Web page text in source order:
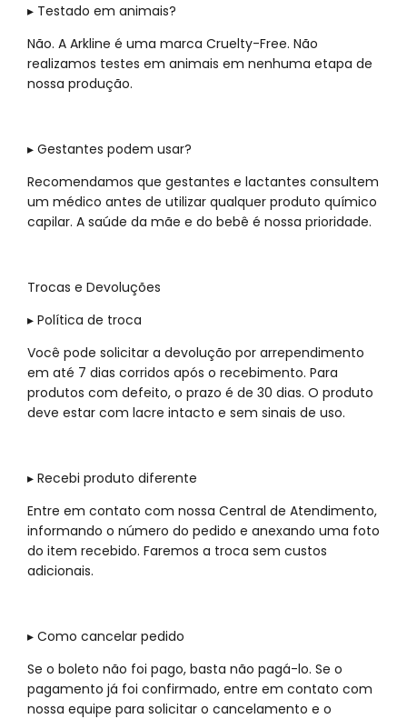
▸ Testado em animais?
Não. A Arkline é uma marca Cruelty-Free. Não
realizamos testes em animais em nenhuma etapa de
nossa produção.
▸ Gestantes podem usar?
Recomendamos que gestantes e lactantes consultem
um médico antes de utilizar qualquer produto químico
capilar. A saúde da mãe e do bebê é nossa prioridade.
Trocas e Devoluções
▸ Política de troca
Você pode solicitar a devolução por arrependimento
em até 7 dias corridos após o recebimento. Para
produtos com defeito, o prazo é de 30 dias. O produto
deve estar com lacre intacto e sem sinais de uso.
▸ Recebi produto diferente
Entre em contato com nossa Central de Atendimento,
informando o número do pedido e anexando uma foto
do item recebido. Faremos a troca sem custos
adicionais.
▸ Como cancelar pedido
Se o boleto não foi pago, basta não pagá-lo. Se o
pagamento já foi confirmado, entre em contato com
nossa equipe para solicitar o cancelamento e o